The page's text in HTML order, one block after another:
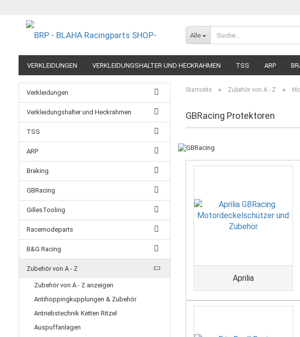
Alle
VERKLEIDUNGEN VERKLEIDUNGSHALTER UND HECKRAHMEN TSS ARP
EXTREME COMPONENTS FELGEN IM MOTORRADRENNSPORT MEGA SALE
Startseite » Zubehör von A - Z »
GBRacing Protektoren
Aprilia
Verkleidungen
Verkleidungshalter und Heckrahmen
TSS
ARP
Braking
GBRacing
GillesTooling
Racemodeparts
B&G Racing
Zubehör von A - Z
Zubehör von A - Z anzeigen
Antihoppingkupplungen & Zubehör
Antriebstechnik Ketten Ritzel
Auspuffanlagen